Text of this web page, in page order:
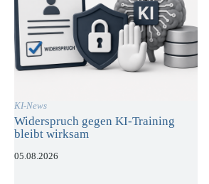
KI-News
Widerspruch gegen KI-Training
bleibt wirksam
05.08.2026